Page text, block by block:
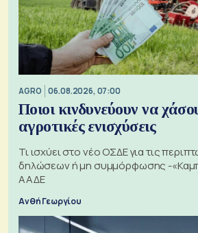
AGRO 06.08.2026, 07:00
Ποιοι κινδυνεύουν να
αγροτικές ενισχύσεις
Τι ισχύει στο νέο ΟΣΔΕ για τις
δηλώσεων ή μη συμμόρφωσης -
ΑΑΔΕ
Ανθή Γεωργίου